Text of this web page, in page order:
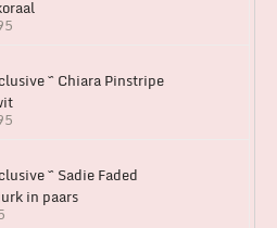
~ Chiara Pinstripe
~ Sadie Faded
in paars